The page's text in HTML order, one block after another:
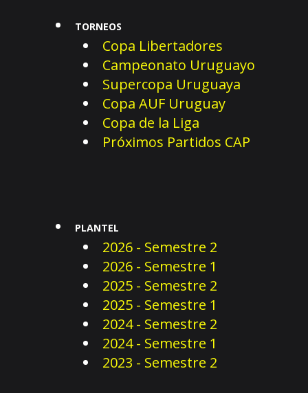
TORNEOS
Copa Libertadores
Campeonato Uruguayo
Supercopa Uruguaya
Copa AUF Uruguay
Copa de la Liga
Próximos Partidos CAP
PLANTEL
2026 - Semestre 2
2026 - Semestre 1
2025 - Semestre 2
2025 - Semestre 1
2024 - Semestre 2
2024 - Semestre 1
2023 - Semestre 2